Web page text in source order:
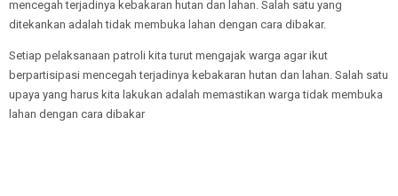
mencegah terjadinya kebakaran hutan dan lahan. Salah satu yang
ditekankan adalah tidak membuka lahan dengan cara dibakar.
Setiap pelaksanaan patroli kita turut mengajak warga agar ikut
berpartisipasi mencegah terjadinya kebakaran hutan dan lahan. Salah satu
upaya yang harus kita lakukan adalah memastikan warga tidak membuka
lahan dengan cara dibakar